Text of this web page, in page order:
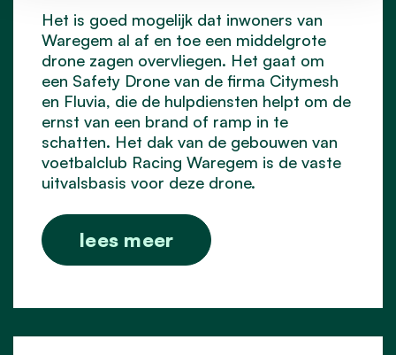
Het is goed mogelijk dat inwoners van
Waregem al af en toe een middelgrote
drone zagen overvliegen. Het gaat om
een Safety Drone van de firma Citymesh
en Fluvia, die de hulpdiensten helpt om de
ernst van een brand of ramp in te
schatten. Het dak van de gebouwen van
voetbalclub Racing Waregem is de vaste
uitvalsbasis voor deze drone.
lees meer